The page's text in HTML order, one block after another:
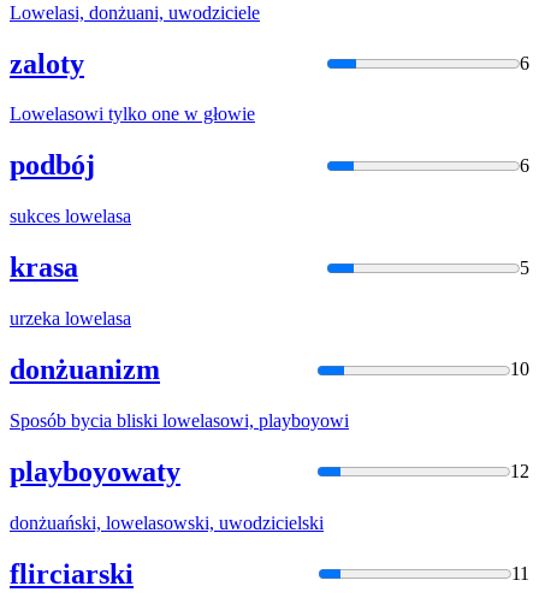
Lowelasi, donżuani, uwodziciele
zaloty 6
Lowelasowi tylko one w głowie
podbój 6
sukces lowelasa
krasa 5
urzeka lowelasa
donżuanizm 10
Sposób bycia bliski lowelasowi, playboyowi
playboyowaty 12
donżuański, lowelasowski, uwodzicielski
flirciarski 11